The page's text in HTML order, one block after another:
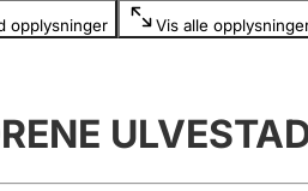
opplysninger Vis alle
er skjult